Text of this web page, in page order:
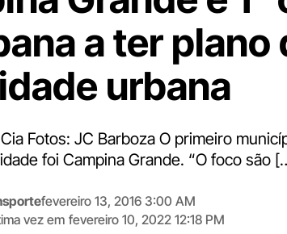
a ter plano
urbana
Fotos: JC Barboza O primeiro
foi Campina Grande. “O foco são
fevereiro 13, 2016 3:00 AM
vez em fevereiro 10, 2022 12:18 PM